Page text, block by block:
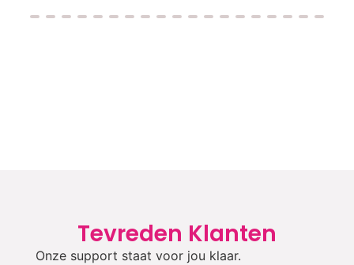
Tevreden Klanten
Onze support staat voor jou klaar.